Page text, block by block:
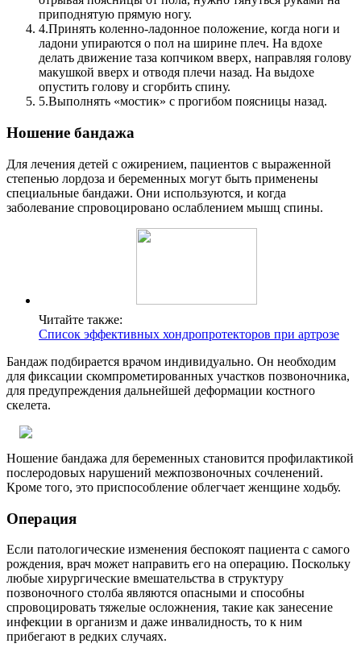
приподнятую прямую ногу.
4.Принять коленно-ладонное положение, когда ноги и
ладони упираются о пол на ширине плеч. На вдохе
делать движение таза копчиком вверх, направляя голову
макушкой вверх и отводя плечи назад. На выдохе
опустить голову и сгорбить спину.
5.Выполнять «мостик» с прогибом поясницы назад.
Ношение бандажа
Для лечения детей с ожирением, пациентов с выраженной
степенью лордоза и беременных могут быть применены
специальные бандажи. Они используются, и когда
заболевание спровоцировано ослаблением мышц спины.
Читайте также:
Список эффективных хондропротекторов при артрозе
Бандаж подбирается врачом индивидуально. Он необходим
для фиксации скомпрометированных участков позвоночника,
для предупреждения дальнейшей деформации костного
скелета.
Ношение бандажа для беременных становится профилактикой
послеродовых нарушений межпозвоночных сочленений.
Кроме того, это приспособление облегчает женщине ходьбу.
Операция
Если патологические изменения беспокоят пациента с самого
рождения, врач может направить его на операцию. Поскольку
любые хирургические вмешательства в структуру
позвоночного столба являются опасными и способны
спровоцировать тяжелые осложнения, такие как занесение
инфекции в организм и даже инвалидность, то к ним
прибегают в редких случаях.